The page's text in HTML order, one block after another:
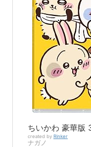
ちいかわ 豪華版
created by Rinker
ナガノ